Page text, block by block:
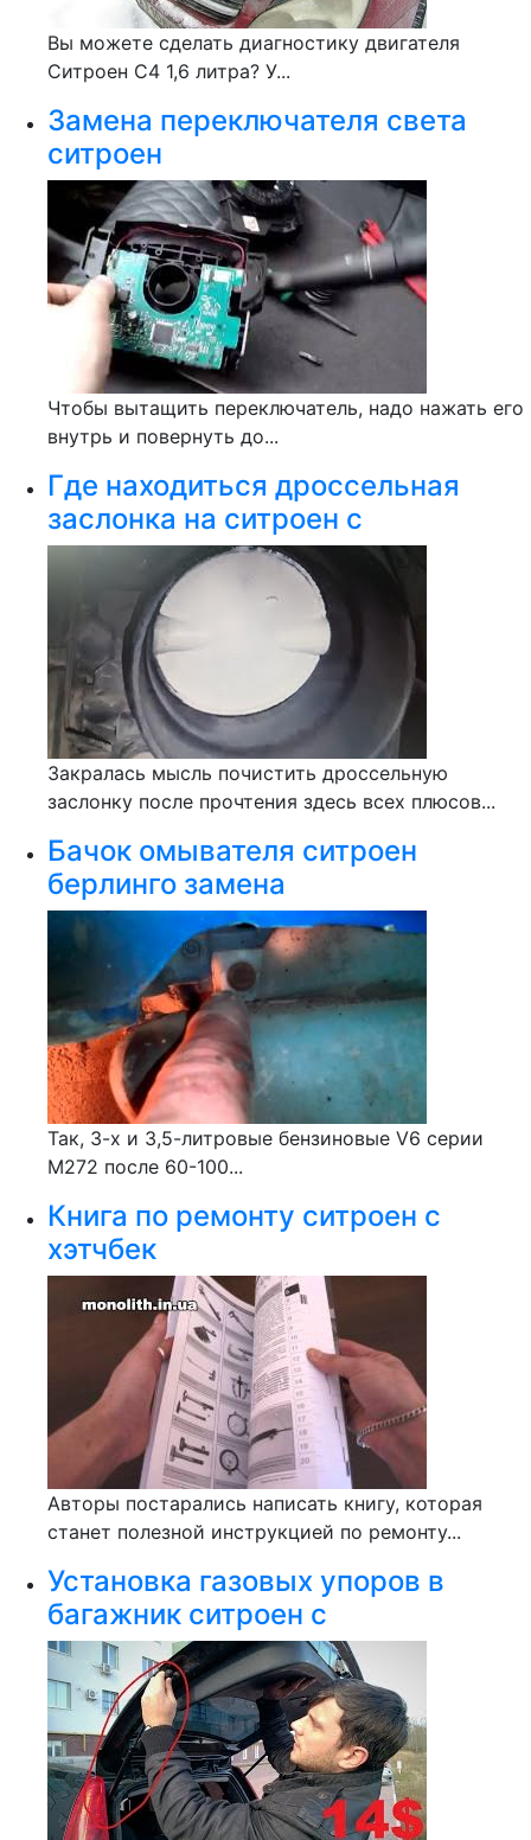
Вы можете сделать диагностику двигателя
Ситроен С4 1,6 литра? У...
Замена переключателя света
ситроен
Чтобы вытащить переключатель, надо нажать его
внутрь и повернуть до...
Где находиться дроссельная
заслонка на ситроен с
Закралась мысль почистить дроссельную
заслонку после прочтения здесь всех плюсов...
Бачок омывателя ситроен
берлинго замена
Так, 3-х и 3,5-литровые бензиновые V6 серии
М272 после 60-100...
Книга по ремонту ситроен с
хэтчбек
Авторы постарались написать книгу, которая
станет полезной инструкцией по ремонту...
Установка газовых упоров в
багажник ситроен с